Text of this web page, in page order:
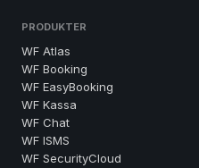
PRODUKTER
WF Atlas
WF Booking
WF EasyBooking
WF Kassa
WF Chat
WF ISMS
WF SecurityCloud